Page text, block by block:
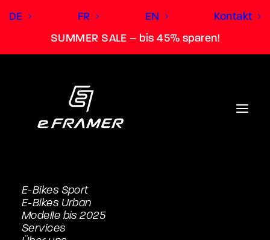
SUMMER SALE – bis 45% sparen!
DE FR EN Kontakt
E-Bikes Sport
E-Bikes Urban
Modelle bis 2025
Services